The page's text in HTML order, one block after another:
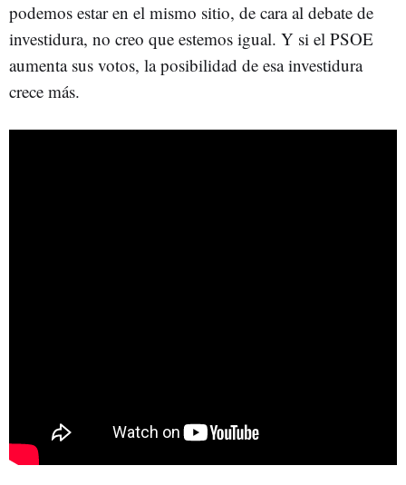
podemos estar en el mismo sitio, de cara al debate de
investidura, no creo que estemos igual. Y si el PSOE
aumenta sus votos, la posibilidad de esa investidura
crece más.